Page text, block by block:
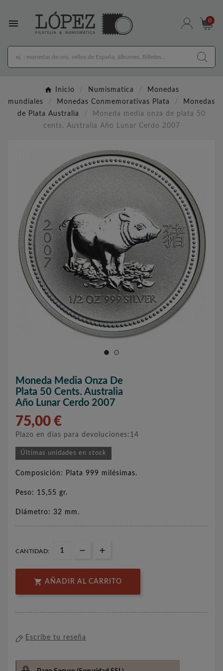
 0
Inicio Numismatica
Monedas
mundiales
Monedas Conmemorativas Plata
Monedas
de Plata Australia
Moneda media onza de plata 50
cents. Australia Año Lunar Cerdo 2007
Moneda Media Onza De
Plata 50 Cents. Australia
Año Lunar Cerdo 2007
75,00 €
Plazo en días para devoluciones:14
Últimas unidades en stock
Composición: Plata 999 milésimas.
Peso: 15,55 gr.
Diámetro: 32 mm.
CANTIDAD:
 AÑADIR AL CARRITO
Escribe tu reseña